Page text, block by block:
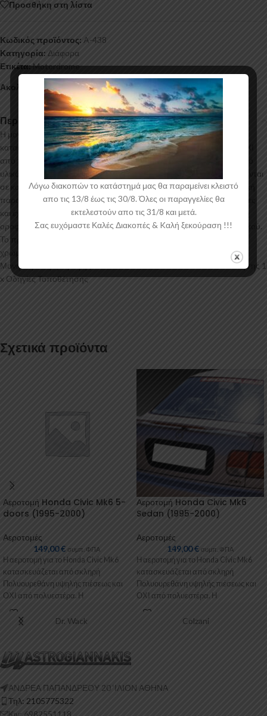
Προσθήκη στη λίστα
Κωδικός προϊόντος: A-438
Κατηγορία: Διάφορα
Ετικέτα:Motordrome
Ακολουθήστε:
Περιγραφή
Η μονή αεροτομή οροφής V.1 για το Ford Tourneo Custom
κατασκευάζεται από σκληρή Πολυουρεθάνη υψηλής πιέσεως και ΟΧΙ
από πολυεστέρα. Η Πολυουρεθάνη είναι ένα πιο ανθεκτικό και ακριβό
υλικό με εύκολη και εξαιρετική εφαρμογή. Όλες οι αεροτομές παράγονται
σε καλούπια αλουμινίου για αυξημένη ποιότητα και αντοχή στη μαζική
παραγωγή. Είναι ελεγμένα για ανθεκτικότητα σε υψηλές θερμοκρασίες
και έχουν σχεδιαστεί με την καλύτερη λεπτομέρεια. Η μονή αεροτομή
οροφής V.1 για το Ford Tourneo Custom έρχεται στο χρώμα του υλικού.
Το προϊόν θα πρέπει να ασταρωθεί και στη συνέχεια να βαφτεί στο
χρώμα της επιλογής σας. Περιεχόμενα Συσκευασίας: 1 x Un-primed
Μονή Αεροτομή Οροφής V.1 Ford Tourneo Custom x Κιτ Τοποθέτησης 1
x Οδηγίες Τοποθέτησης
Σχετικά προϊόντα
Αεροτομή Honda Civic Mk6 5-
doors (1995-2000)
Αεροτομές
149,00€ συμπ. ΦΠΑ
Η αεροτομή για το Honda Civic Mk6
κατασκευάζεται από σκληρή
Πολυουρεθάνη υψηλής πιέσεως και
ΟΧΙ από πολυεστέρα. Η
Πολυουρεθάνη είναι
Αεροτομή Honda Civic Mk6
Sedan (1995-2000)
Αεροτομές
149,00€ συμπ. ΦΠΑ
Η αεροτομή για το Honda Civic Mk6
κατασκευάζεται από σκληρή
Πολυουρεθάνη υψηλής πιέσεως και
ΟΧΙ από πολυεστέρα. Η
Πολυουρεθάνη είναι
Dr. Wack Colzani
ΑΝΔΡΕΑ ΠΑΠΑΝΔΡΕΟΥ 20 ‘ΙΛΙΟΝ ΑΘΗΝΑ
Τηλ: 2105775322
Κιν: 6982551118
Λόγω διακοπών το κατάστημά μας θα παραμείνει κλειστό
απο τις 13/8 έως τις 30/8. Όλες οι παραγγελίες θα
εκτελεστούν απο τις 31/8 και μετά.
Σας ευχόμαστε Καλές Διακοπές & Kαλή ξεκούραση !!!